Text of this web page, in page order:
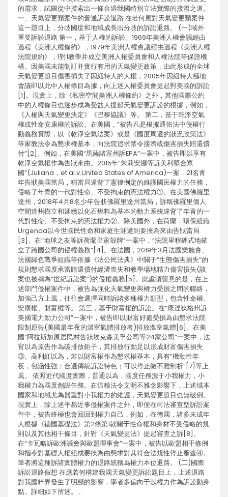
的需求，試圖從中摸索出一條合適我國特別立法實際的接濟之道。
一、天氣變更類案件的普通訴訟退路 在若何應對天氣變更類案件
這一題目上，分歧國度和地域成長出分歧的訴訟退路。 (一)域外
重要訴訟退路 第一，基于人權的訴訟。1969年美洲人權會議經由
過程《美洲人權條約》，1979年美洲人權會議經由過程《美洲人權
法院規約》，1對1教學并成立美洲人權委員會和人權法院等保證機
構。因美國未能制訂并實行有用的天氣變更政策，由此形成的全球
天氣變更題目傷害損失了因紐特人的人權，2005年因紐特人極地
會議即以此中人權條目為據，向上述人權委員會提起對美國的訴訟
[1]。現實上，除《私密空間美洲人權條約》之外，其他國際公約
中的人權條目也逐步成為受益人提起天氣變更訴訟的根據，例如，
《人權與天氣變更決定》《巴黎協議》等。 第二，基于乾淨空氣
權或性命安康權的訴訟。在美國，“被告凡是根據通俗法中侵權行
動義務實際，以《乾淨空氣法案》或是《國度周遭的狀況政策法》
等家教法令為懇求權基本，向法院追求禁令接濟或傷害損失賠還償
付”[2]。例如，在美國“馬薩諸塞州訴EPA”一案中，被告即以享有
乾淨空氣權作為告狀來由。2015年“朱莉安娜等訴美利堅合眾
國”(Juliana，et al.v.United States of America)一案，21名青
年告狀美國當局，稱當局違背了憲律例定的維護國民權力的任務，
侵略了年青的一代對性命、不受拘束的憲法權力①。在美國佛羅里
達州，2018年4月8名少年告狀佛羅里達州當局，訴稱佛羅里個人
空間達州樹立和延續以化石燃料為基本的動力系統違背了年青的一
代對性命、不受拘束的憲法權力②。除美國外，在荷蘭，環保組織
Urgenda以今世國民性命和家庭生涯遭到要挾為來由告狀當局
[3]。在“地球之友等訴荷蘭皇家殼牌”一案中，“法院里程碑式地確
立了跨國公司的侵權義務”[4]。在法國，2019年3月法國樂施會、
法國綠色戰爭組織等依據《法公民法典》中關于“生態傷害損失”的
規則懇求國度承當賠還償付經濟喪失和教學場地精力傷害損失(該
案也被稱為“世紀訴訟案”)的侵權義務[5]。此處須留意的是，在上
述部門侵權案件中，被告為強化天氣變更與權力受損之間的聯絡，
加強己方上風，往往會選擇同時訴諸多種權力類型，包含性命權、
安康權、財富權等。 第三，基于財富權的訴訟。在“康涅狄格州訴
美國電力動力公司”一案中，被告即以財富好處受損為由懇求法院
限制原告(美國最年夜的溫室氣體排放者)排放溫室氣體[6]。在美
國“阿拉斯加原居民村告狀埃克森美孚公司等24家公司”一案中，法
官以為原告作為碳排放鉅子，其排放行動足以形成財富傷害損失
③。高利紅以為，若以財富權作為懇求權基本，具有“機動性年
夜，包涵性強；合適傳統訴訟特色；可以停止微不雅剖析”[7]等上
風。 依照近代國度實際，普通以為，國度任務源于小我權力，小
我權力為國度創設任務。在這種法令文明不雅念影響下，上述域本
國家和地域尤為器重對小我權力的維護，天氣變更題目也無破例。
現實上，除上述平易近事侵權案件之外，即便在司法審查型訴訟案
件中，被告終極也會回回到權力自己，例如，在德國，諸多未成年
人根據《德國基礎法》第2條第1款關于性命權和身材不受侵略的規
則以及其他相干條目，針對《天氣變更法》提起審查之訴[8]。
在“卡瓦略訴歐洲議會與歐盟理事會”一案中，被告以歐盟相干條例
和指令對基礎人權組成要挾為由懇求對其符合法規性停止審查④。
筆者將這種訴諸實體權力的退路統稱為權力本位退路。 (二)國際
訴訟退路假想 在應若何構建我國天氣變更訴訟題目上，上述退路
對我國粹界發生了明顯的影響，學者多偏向于以權力作為訴訟動身
點。詳細如下所述。…